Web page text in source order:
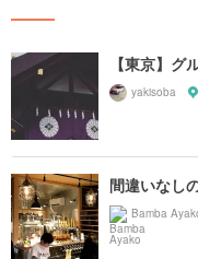
【東京】グ
yakisoba
間違いなし
Bamba